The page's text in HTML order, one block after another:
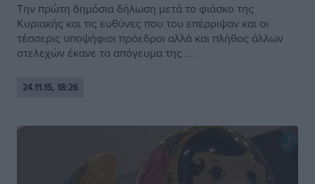
Την πρώτη δημόσια δήλωση μετά το φιάσκο της
Κυριακής και τις ευθύνες που του επέρριψαν και οι
τέσσερις υποψήφιοι πρόεδροι αλλά και πλήθος άλλων
στελεχών έκανε το απόγευμα της ...
24.11.15, 18:26